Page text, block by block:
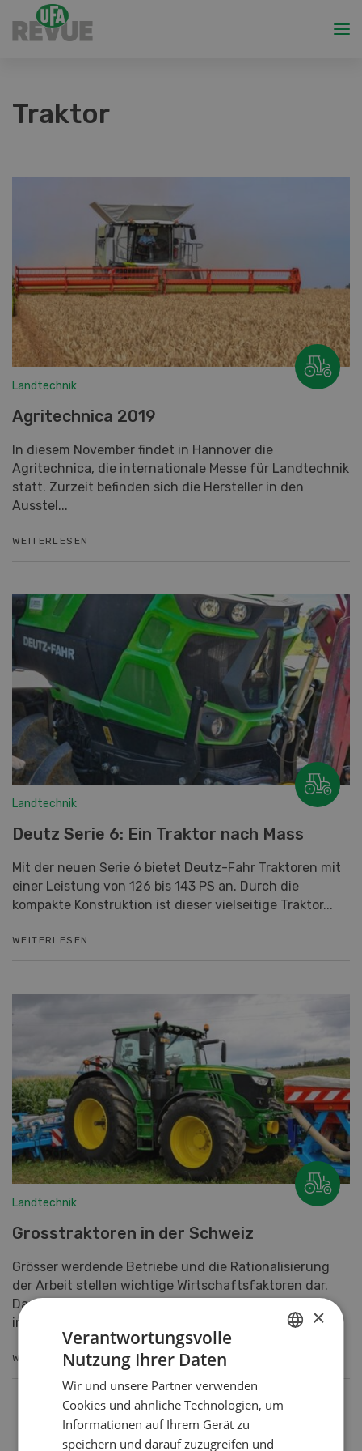
Traktor
Landtechnik
Agritechnica 2019
In diesem November findet in Hannover die
Agritechnica, die internationale Messe für Landtechnik
statt. Zurzeit befinden sich die Hersteller in den
Ausstel...
WEITERLESEN
Landtechnik
Deutz Serie 6: Ein Traktor nach Mass
Mit der neuen Serie 6 bietet Deutz-Fahr Traktoren mit
einer Leistung von 126 bis 143 PS an. Durch die
kompakte Konstruktion ist dieser vielseitige Traktor...
WEITERLESEN
Landtechnik
Grosstraktoren in der Schweiz
Grösser werdende Betriebe und die Rationalisierung
der Arbeit stellen wichtige Wirtschaftsfaktoren dar.
Damit gehen eine stärkere Mechanisierung und
immer...
WEITERLESEN
16of 16
×
Verantwortungsvolle
Nutzung Ihrer Daten
Wir und unsere Partner verwenden
Cookies und ähnliche Technologien, um
Informationen auf Ihrem Gerät zu
speichern und darauf zuzugreifen und